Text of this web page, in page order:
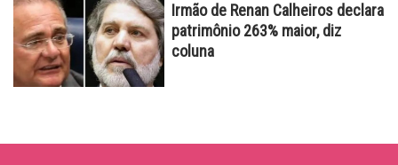
Irmão de Renan Calheiros declara
patrimônio 263% maior, diz
coluna